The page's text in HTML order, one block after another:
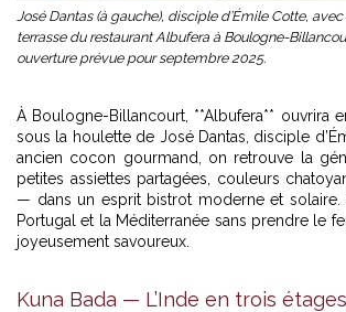
José Dantas (à gauche), disciple d’Émile Cotte,
terrasse du restaurant Albufera à Boulogne-
ouverture prévue pour septembre 2025.
À Boulogne-Billancourt, **Albufera** ouvrira
sous la houlette de José Dantas, disciple
ancien cocon gourmand, on retrouve la
petites assiettes partagées, couleurs
— dans un esprit bistrot moderne et
Portugal et la Méditerranée sans prendre le
joyeusement savoureux.
Kuna Bada — L’Inde en trois